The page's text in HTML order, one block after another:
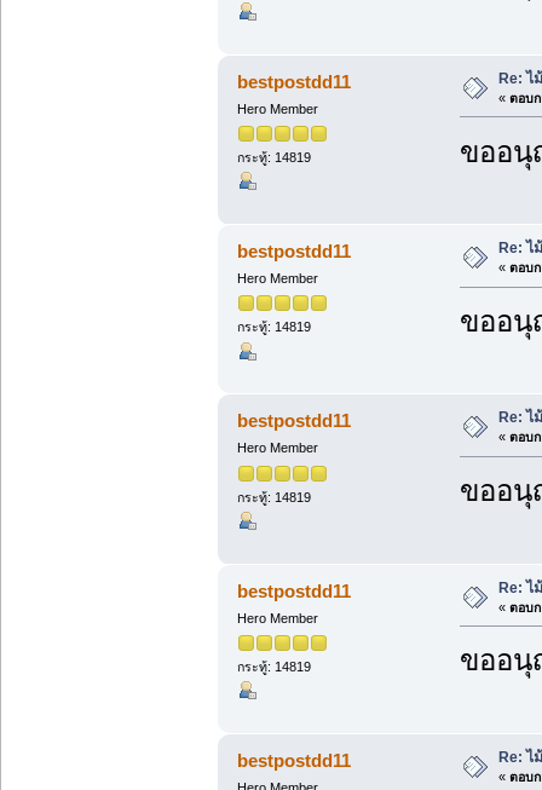
bestpostdd11
Hero Member
กระทู้: 14819
Re:
« ตอบก
ขออนุ
bestpostdd11
Hero Member
กระทู้: 14819
Re:
« ตอบก
ขออนุ
bestpostdd11
Hero Member
กระทู้: 14819
Re:
« ตอบก
ขออนุ
bestpostdd11
Hero Member
กระทู้: 14819
Re: ไ
« ตอบก
ขออนุ
bestpostdd11 Re: ไ
« ตอบก